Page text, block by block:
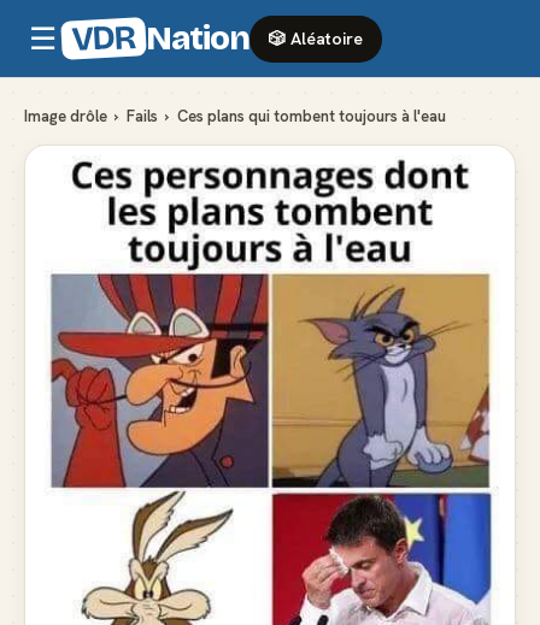
☰ VDR Nation 🎲 Aléatoire
Image drôle › Fails › Ces plans qui tombent toujours à l'eau